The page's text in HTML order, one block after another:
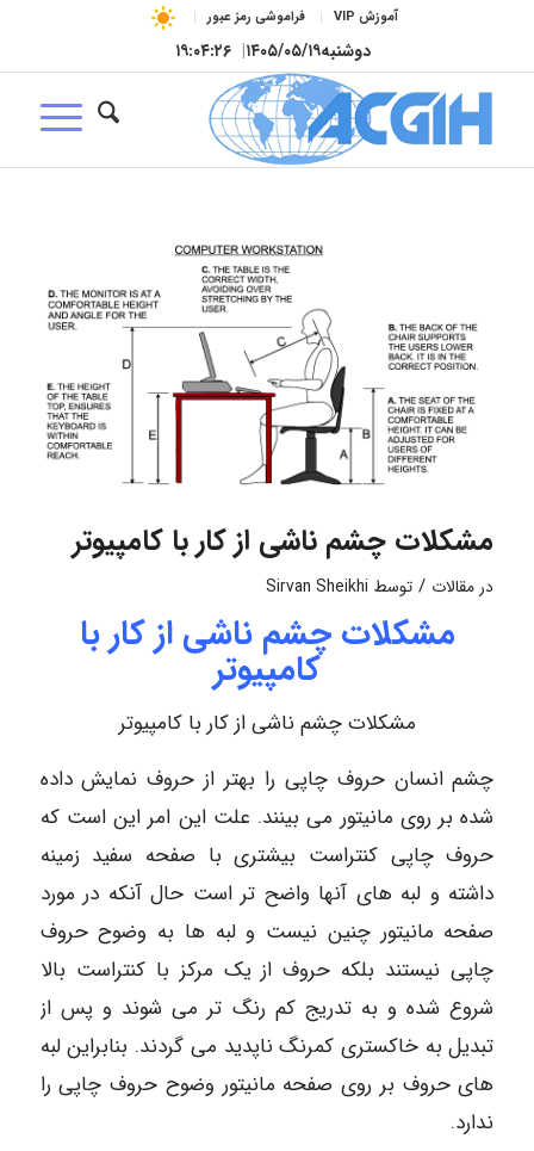
آموزش VIP فراموشی رمز عبور
دوشنبه۱۴۰۵/۰۵/۱۹| ۱۹:۰۴:۲۷
مشکلات چشم ناشی از کار با کامپیوتر
در مقالات / توسط Sirvan Sheikhi
مشکلات چشم ناشی از کار با
کامپیوتر
مشکلات چشم ناشی از کار با کامپیوتر
چشم انسان حروف چاپی را بهتر از حروف نمایش داده
شده بر روی مانیتور می بینند. علت این امر این است که
حروف چاپی کنتراست بیشتری با صفحه سفید زمینه
داشته و لبه های آنها واضح تر است حال آنکه در مورد
صفحه مانیتور چنین نیست و لبه ها به وضوح حروف
چاپی نیستند بلکه حروف از یک مرکز با کنتراست بالا
شروع شده و به تدریج کم رنگ تر می شوند و پس از
تبدیل به خاکستری کمرنگ ناپدید می گردند. بنابراین لبه
های حروف بر روی صفحه مانیتور وضوح حروف چاپی را
ندارد.